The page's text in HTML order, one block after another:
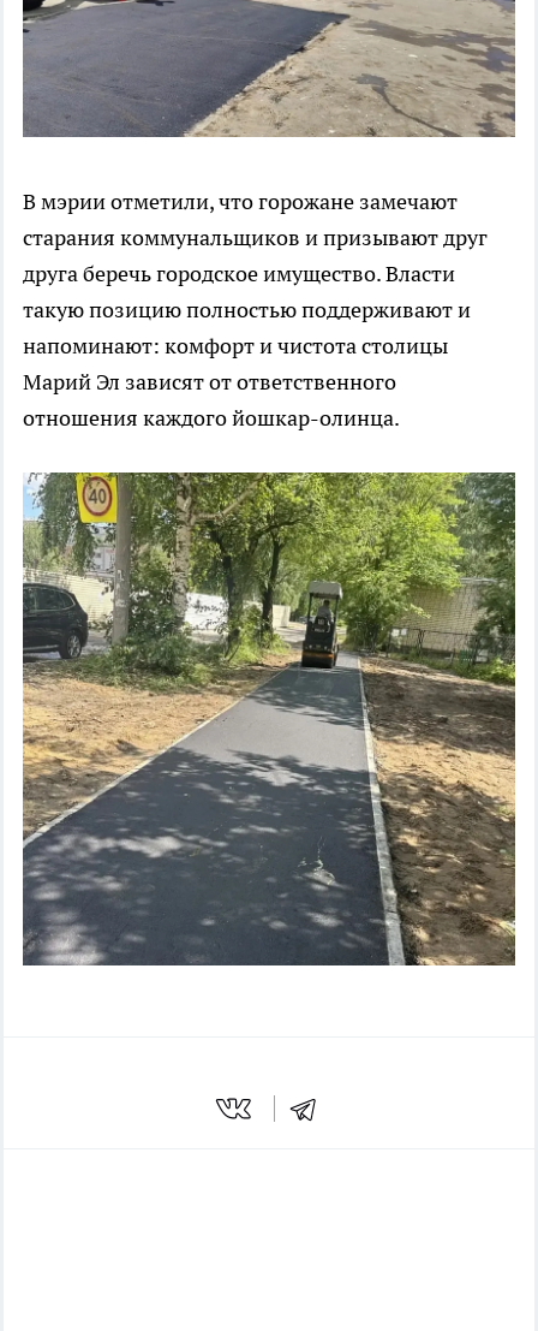
В мэрии отметили, что горожане замечают
старания коммунальщиков и призывают друг
друга беречь городское имущество. Власти
такую позицию полностью поддерживают и
напоминают: комфорт и чистота столицы
Марий Эл зависят от ответственного
отношения каждого йошкар-олинца.